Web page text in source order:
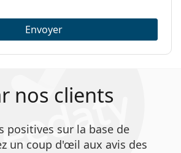
liée à la
qui préfèrent les lentilles mensuelles
de port prolongé.
pouvez-vous porter les
& Night PRO ?
Lentilles sphériques et asphériques
Envoyer
nos clients
positives sur la base de
un coup d'œil aux avis des